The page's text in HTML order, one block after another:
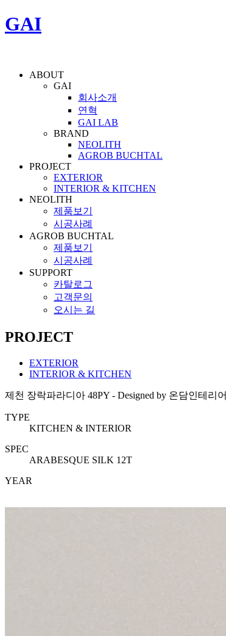
GAI
ABOUT
GAI
회사소개
연혁
GAI LAB
BRAND
NEOLITH
AGROB BUCHTAL
PROJECT
EXTERIOR
INTERIOR & KITCHEN
NEOLITH
제품보기
시공사례
AGROB BUCHTAL
제품보기
시공사례
SUPPORT
카탈로그
고객문의
오시는 길
PROJECT
EXTERIOR
INTERIOR & KITCHEN
제천 장락파라디아 48PY - Designed by 온담인테리어
TYPE
KITCHEN & INTERIOR
SPEC
ARABESQUE SILK 12T
YEAR